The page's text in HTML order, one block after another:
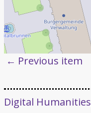
Previous item
Digital Humanities